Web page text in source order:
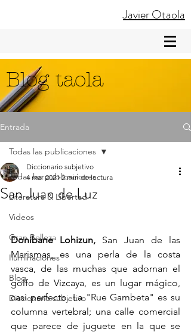
Javier Otaola
Blog taola
Entrada
Todas las publicaciones
Literatura & Libertad
Videos
Gran Belleza
Iluminaciones
Blog
Diccionario subjetivo
Todas las publicaciones
San Juan de Luz
Diccionario subjetivo
4 mar 2021 2 min de lectura
Donibane Lohizun, San Juan de las
Marismas, es una perla de la costa
vasca, de las muchas que adornan el
golfo de Vizcaya, es un lugar mágico,
casi perfecto. La "Rue Gambeta" es su
columna vertebral; una calle comercial
que parece de juguete en la que se